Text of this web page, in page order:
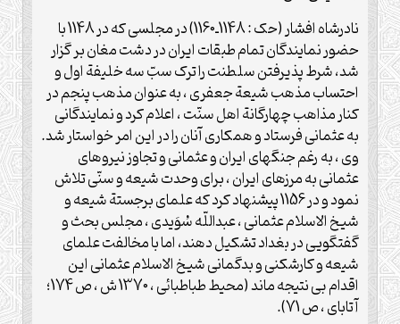
نادرشاه افشار (حک : 1148ـ1160) در مجلسی که در 1148 با
حضور نمایندگان تمام طبقات ایران در دشت مغان بر گزار
شد، شرط پذیرفتن سلطنت را ترک سبّ سه خلیفة اول و
احتساب مذهب شیعة جعفری ، به عنوان مذهب پنجم در
کنار مذاهب چهارگانة اهل سنّت ، اعلام کرد و نمایندگانی
به عثمانی فرستاد و همکاری آنان را در این امر خواستار شد.
وی ، به رغم جنگهای ایران و عثمانی و تجاوز نیروهای
عثمانی به مرزهای ایران ، برای وحدت شیعه و سنّی تلاش
نمود و در 1156 پیشنهاد کرد که علمای برجستة شیعه و
شیخ الاسلام عثمانی ، عبداللّه سُوَیدی ، مجلس بحث و
گفتگویی در بغداد تشکیل دهند، اما با مخالفت علمای
شیعه و کارشکنی و بدگمانی شیخ الاسلام عثمانی این
اقدام بی نتیجه ماند (محیط طباطبائی ، 1370 ش ، ص 174؛
آتابای ، ص 71).